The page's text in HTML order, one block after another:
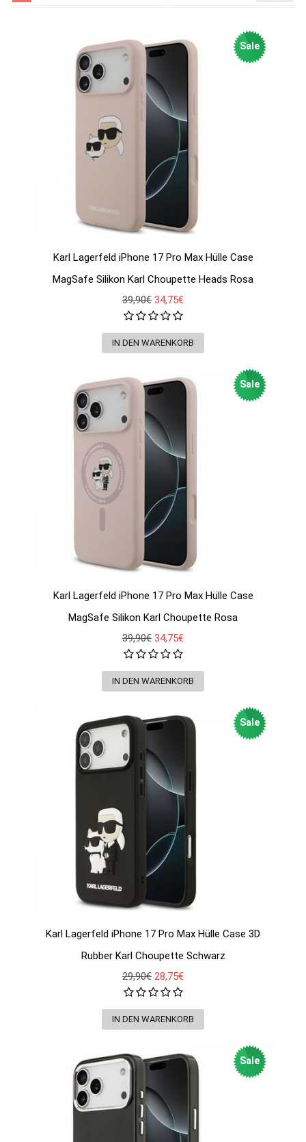
Sale
Karl Lagerfeld iPhone 17 Pro Max Hülle Case
MagSafe Silikon Karl Choupette Heads Rosa
39,90€ 34,75€
Sale
Karl Lagerfeld iPhone 17 Pro Max Hülle Case
MagSafe Silikon Karl Choupette Rosa
39,90€ 34,75€
Sale
Karl Lagerfeld iPhone 17 Pro Max Hülle Case 3D
Rubber Karl Choupette Schwarz
29,90€ 28,75€
Sale